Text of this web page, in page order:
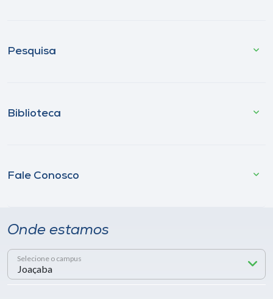
Pesquisa
Biblioteca
Fale Conosco
Onde estamos
Selecione o campus